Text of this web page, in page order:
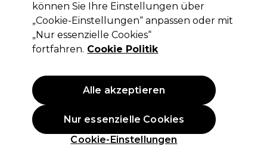
Filters
weitere
Optionen
verfügbar
können Sie Ihre Einstellungen über
„Cookie-Einstellungen“ anpassen oder mit
„Nur essenzielle Cookies“
fortfahren. Cookie Politik
Cookie-Einstellungen
Nur essenzielle Cookies
Alle akzeptieren